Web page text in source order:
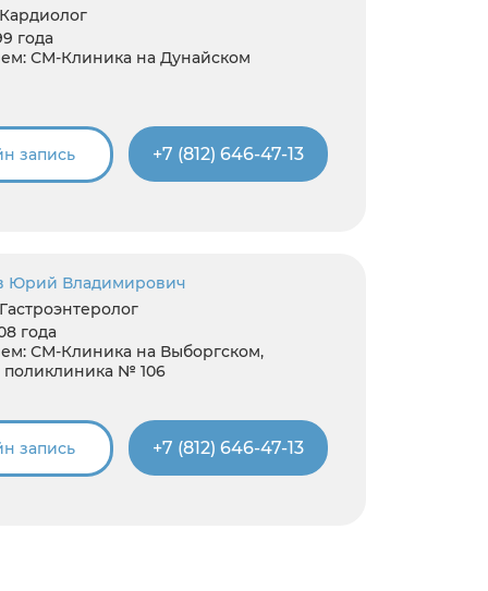
года
СМ-Клиника на Дунайском
запись +7 (812) 646-47-13
Юрий Владимирович
года
СМ-Клиника на Выборгском,
поликлиника № 106
запись +7 (812) 646-47-13